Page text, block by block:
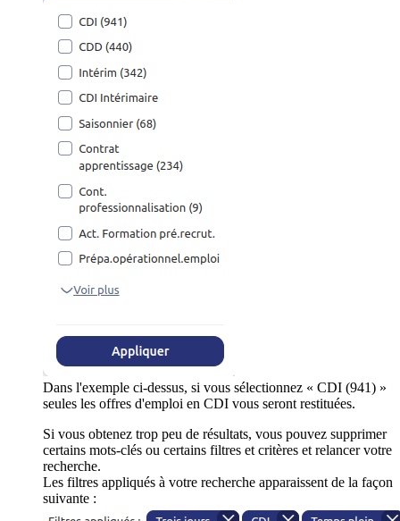
Dans l'exemple ci-dessus, si vous sélectionnez « CDI (941) »
seules les offres d'emploi en CDI vous seront restituées.
Si vous obtenez trop peu de résultats, vous pouvez supprimer
certains mots-clés ou certains filtres et critères et relancer votre
recherche.
Les filtres appliqués à votre recherche apparaissent de la façon
suivante :